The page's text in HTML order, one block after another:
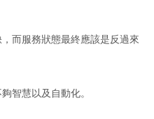
而服務狀態最終應該是反過來
智慧以及自動化。